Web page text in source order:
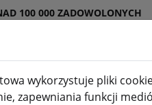
100 000 ZADOWOLONYCH
wykorzystuje pliki
zapewniania funkcji